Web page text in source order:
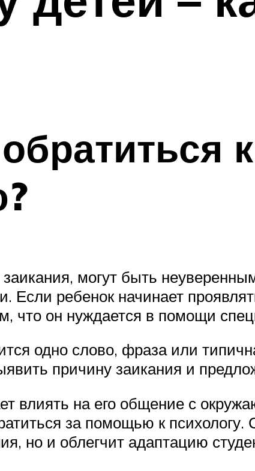
могут быть
ребенок начинает
что он нуждается в помощи
одно слово, фраза или
причину заикания и
влиять на его общение с
за помощью к
но и облегчит адаптацию